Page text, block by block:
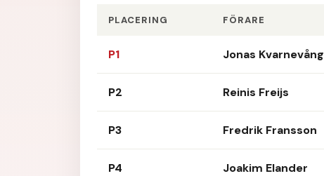
PLACERING FÖRARE
P1 Jonas Kvarnevång
P2 Reinis Freijs
P3 Fredrik Fransson
P4 Joakim Elander